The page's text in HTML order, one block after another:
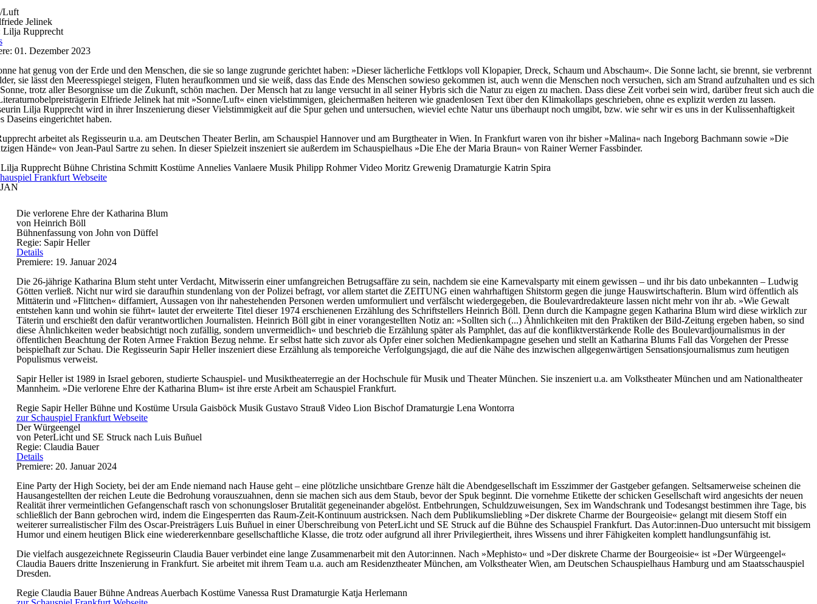
Luft
Jelinek
Lilja Rupprecht
01. Dezember 2023
hat genug von der Erde und den Menschen, die sie so lange zugrunde gerichtet haben: »Dieser lächerliche Fettklops voll Klopapier, Dreck, Schaum und Abschaum«. Die Sonne lacht, sie brennt, sie verbrennt
sie lässt den Meeresspiegel steigen, Fluten heraufkommen und sie weiß, dass das Ende des Menschen sowieso gekommen ist, auch wenn die Menschen noch versuchen, sich am Strand aufzuhalten und es sich
trotz aller Besorgnisse um die Zukunft, schön machen. Der Mensch hat zu lange versucht in all seiner Hybris sich die Natur zu eigen zu machen. Dass diese Zeit vorbei sein wird, darüber freut sich auch die
Elfriede Jelinek hat mit »Sonne/Luft« einen vielstimmigen, gleichermaßen heiteren wie gnadenlosen Text über den Klimakollaps geschrieben, ohne es explizit werden zu lassen.
Lilja Rupprecht wird in ihrer Inszenierung dieser Vielstimmigkeit auf die Spur gehen und untersuchen, wieviel echte Natur uns überhaupt noch umgibt, bzw. wie sehr wir es uns in der Kulissenhaftigkeit
Daseins eingerichtet haben.
arbeitet als Regisseurin u.a. am Deutschen Theater Berlin, am Schauspiel Hannover und am Burgtheater in Wien. In Frankfurt waren von ihr bisher »Malina« nach Ingeborg Bachmann sowie »Die
Hände« von Jean-Paul Sartre zu sehen. In dieser Spielzeit inszeniert sie außerdem im Schauspielhaus »Die Ehe der Maria Braun« von Rainer Werner Fassbinder.
Lilja Rupprecht BühneChristina Schmitt Kostüme Annelies Vanlaere Musik Philipp RohmerVideoMoritz Grewenig Dramaturgie Katrin Spira
Frankfurt Webseite
JAN
Die verlorene Ehre der Katharina Blum
von Heinrich Böll
Bühnenfassung von John von Düffel
Regie: Sapir Heller
Details
Premiere: 19. Januar 2024
Die 26-jährige Katharina Blum steht unter Verdacht, Mitwisserin einer umfangreichen Betrugsaffäre zu sein, nachdem sie eine Karnevalsparty mit einem gewissen – und ihr bis dato unbekannten – Ludwig
Götten verließ. Nicht nur wird sie daraufhin stundenlang von der Polizei befragt, vor allem startet die ZEITUNG einen wahrhaftigen Shitstorm gegen die junge Hauswirtschafterin. Blum wird öffentlich als
Mittäterin und »Flittchen« diffamiert, Aussagen von ihr nahestehenden Personen werden umformuliert und verfälscht wiedergegeben, die Boulevardredakteure lassen nicht mehr von ihr ab. »Wie Gewalt
entstehen kann und wohin sie führt« lautet der erweiterte Titel dieser 1974 erschienenen Erzählung des Schriftstellers Heinrich Böll. Denn durch die Kampagne gegen Katharina Blum wird diese wirklich zur
Täterin und erschießt den dafür verantwortlichen Journalisten. Heinrich Böll gibt in einer vorangestellten Notiz an: »Sollten sich (...) Ähnlichkeiten mit den Praktiken der Bild-Zeitung ergeben haben, so sind
diese Ähnlichkeiten weder beabsichtigt noch zufällig, sondern unvermeidlich« und beschrieb die Erzählung später als Pamphlet, das auf die konfliktverstärkende Rolle des Boulevardjournalismus in der
öffentlichen Beachtung der Roten Armee Fraktion Bezug nehme. Er selbst hatte sich zuvor als Opfer einer solchen Medienkampagne gesehen und stellt an Katharina Blums Fall das Vorgehen der Presse
beispielhaft zur Schau. Die Regisseurin Sapir Heller inszeniert diese Erzählung als temporeiche Verfolgungsjagd, die auf die Nähe des inzwischen allgegenwärtigen Sensationsjournalismus zum heutigen
Populismus verweist.
Sapir Heller ist 1989 in Israel geboren, studierte Schauspiel- und Musiktheaterregie an der Hochschule für Musik und Theater München. Sie inszeniert u.a. am Volkstheater München und am Nationaltheater
Mannheim. »Die verlorene Ehre der Katharina Blum« ist ihre erste Arbeit am Schauspiel Frankfurt.
Regie Sapir HellerBühne und KostümeUrsula GaisböckMusikGustavo Strauß VideoLion BischofDramaturgieLena Wontorra
zur Schauspiel Frankfurt Webseite
Der Würgeengel
von PeterLicht und SE Struck nach Luis Buñuel
Regie: Claudia Bauer
Details
Premiere: 20. Januar 2024
Eine Party der High Society, bei der am Ende niemand nach Hause geht – eine plötzliche unsichtbare Grenze hält die Abendgesellschaft im Esszimmer der Gastgeber gefangen. Seltsamerweise scheinen die
Hausangestellten der reichen Leute die Bedrohung vorauszuahnen, denn sie machen sich aus dem Staub, bevor der Spuk beginnt. Die vornehme Etikette der schicken Gesellschaft wird angesichts der neuen
Realität ihrer vermeintlichen Gefangenschaft rasch von schonungsloser Brutalität gegeneinander abgelöst. Entbehrungen, Schuldzuweisungen, Sex im Wandschrank und Todesangst bestimmen ihre Tage, bis
schließlich der Bann gebrochen wird, indem die Eingesperrten das Raum-Zeit-Kontinuum austricksen. Nach dem Publikumsliebling »Der diskrete Charme der Bourgeoisie« gelangt mit diesem Stoff ein
weiterer surrealistischer Film des Oscar-Preisträgers Luis Buñuel in einer Überschreibung von PeterLicht und SE Struck auf die Bühne des Schauspiel Frankfurt. Das Autor:innen-Duo untersucht mit bissigem
Humor und einem heutigen Blick eine wiedererkennbare gesellschaftliche Klasse, die trotz oder aufgrund all ihrer Privilegiertheit, ihres Wissens und ihrer Fähigkeiten komplett handlungsunfähig ist.
Die vielfach ausgezeichnete Regisseurin Claudia Bauer verbindet eine lange Zusammenarbeit mit den Autor:innen. Nach »Mephisto« und »Der diskrete Charme der Bourgeoisie« ist »Der Würgeengel«
Claudia Bauers dritte Inszenierung in Frankfurt. Sie arbeitet mit ihrem Team u.a. auch am Residenztheater München, am Volkstheater Wien, am Deutschen Schauspielhaus Hamburg und am Staatsschauspiel
Dresden.
RegieClaudia BauerBühneAndreas Auerbach KostümeVanessa Rust Dramaturgie Katja Herlemann